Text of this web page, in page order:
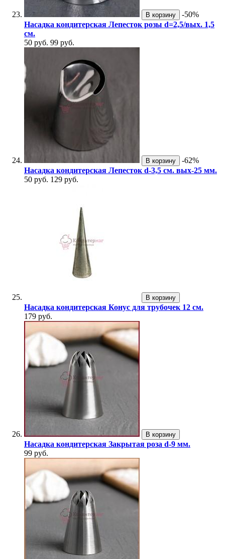
В корзину
-50%
Насадка кондитерская Лепесток розы d=2,5/вых. 1,5
см.
50 руб. 99 руб.
В корзину
-62%
Насадка кондитерская Лепесток d-3,5 см. вых-25 мм.
50 руб. 129 руб.
В корзину
Насадка кондитерская Конус для трубочек 12 см.
179 руб.
В корзину
Насадка кондитерская Закрытая роза d-9 мм.
99 руб.